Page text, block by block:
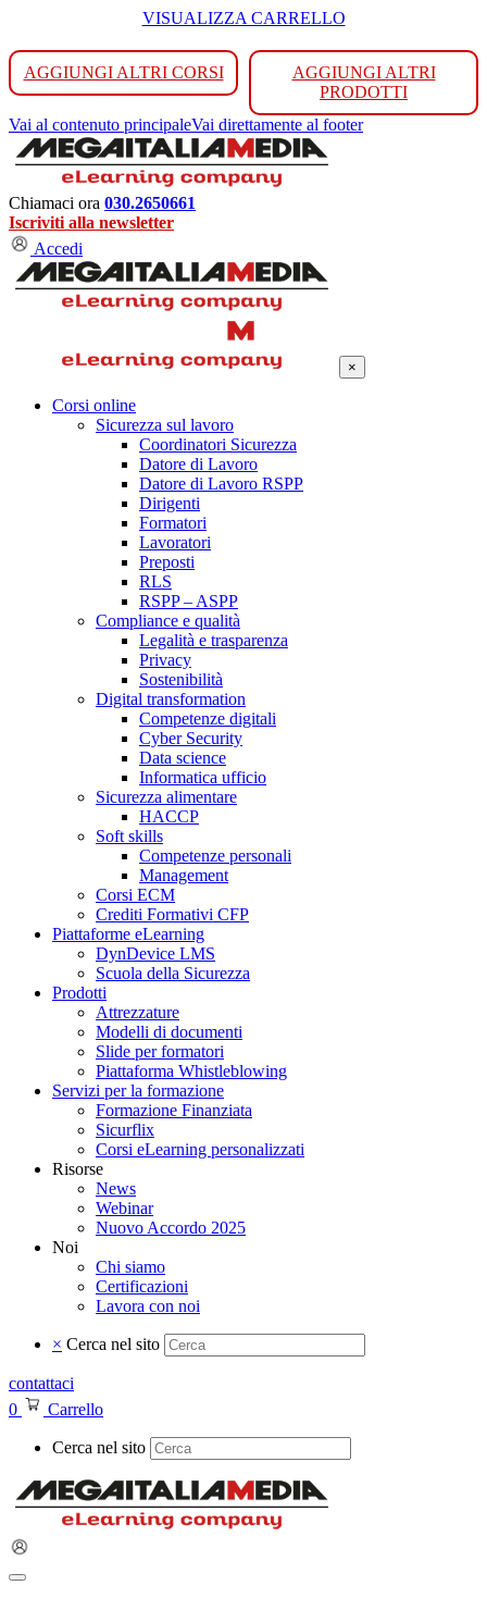
VISUALIZZA CARRELLO
AGGIUNGI ALTRI CORSI
AGGIUNGI ALTRI
PRODOTTI
Vai al contenuto principaleVai direttamente al footer
Chiamaci ora 030.2650661
Iscriviti alla newsletter
Accedi
×
Corsi online
Sicurezza sul lavoro
Coordinatori Sicurezza
Datore di Lavoro
Datore di Lavoro RSPP
Dirigenti
Formatori
Lavoratori
Preposti
RLS
RSPP – ASPP
Compliance e qualità
Legalità e trasparenza
Privacy
Sostenibilità
Digital transformation
Competenze digitali
Cyber Security
Data science
Informatica ufficio
Sicurezza alimentare
HACCP
Soft skills
Competenze personali
Management
Corsi ECM
Crediti Formativi CFP
Piattaforme eLearning
DynDevice LMS
Scuola della Sicurezza
Prodotti
Attrezzature
Modelli di documenti
Slide per formatori
Piattaforma Whistleblowing
Servizi per la formazione
Formazione Finanziata
Sicurflix
Corsi eLearning personalizzati
Risorse
News
Webinar
Nuovo Accordo 2025
Noi
Chi siamo
Certificazioni
Lavora con noi
× Cerca nel sito
contattaci
0
Carrello
Cerca nel sito